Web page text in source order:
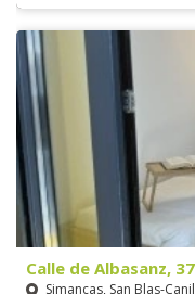
Calle de Albasanz,
Simancas, San Blas-